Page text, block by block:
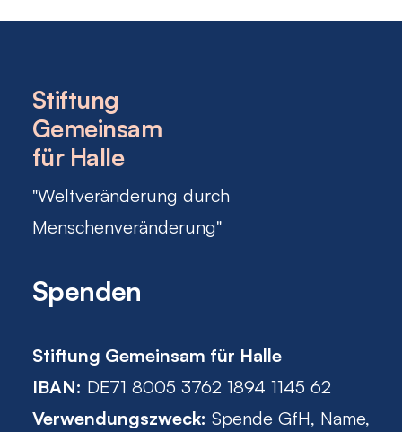
Stiftung
Gemeinsam
für Halle
"Weltveränderung durch
Menschenveränderung"
Spenden
Stiftung Gemeinsam für Halle
IBAN: DE71 8005 3762 1894 1145 62
Verwendungszweck: Spende GfH, Name,